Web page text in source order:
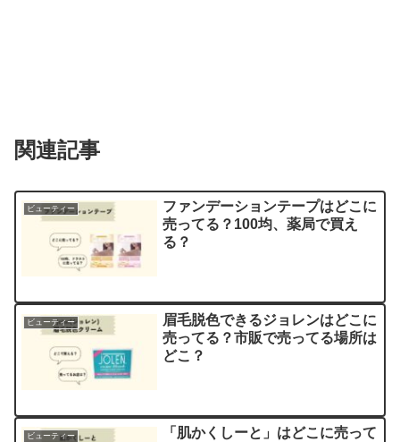
関連記事
ビューティー
ファンデーションテープはどこに
売ってる？100均、薬局で買え
る？
ビューティー
眉毛脱色できるジョレンはどこに
売ってる？市販で売ってる場所は
どこ？
ビューティー
「肌かくしーと」はどこに売って